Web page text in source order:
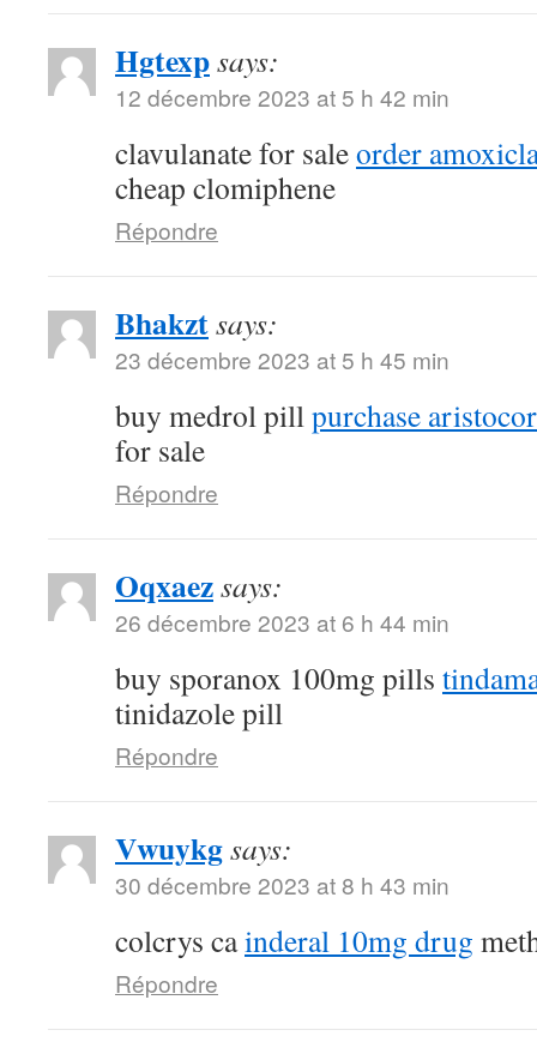
Hgtexpsays:
12 décembre 2023 at 5 h 42 min
clavulanate for saleorder
cheap clomiphene
Répondre
Bhakztsays:
23 décembre 2023 at 5 h 45 min
buy medrol pillpurchase
for sale
Répondre
Oqxaezsays:
26 décembre 2023 at 6 h 44 min
buy sporanox 100mg pills
tinidazole pill
Répondre
Vwuykgsays:
30 décembre 2023 at 8 h 43 min
colcrys cainderal 10mg drug
Répondre